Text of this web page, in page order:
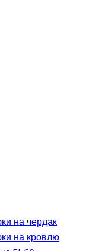
на чердак
на кровлю